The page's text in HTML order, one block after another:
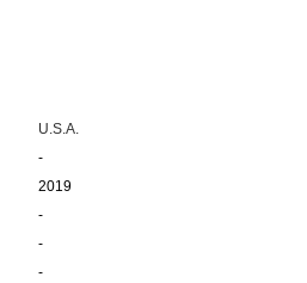
U.S.A.
-
2019
-
-
-